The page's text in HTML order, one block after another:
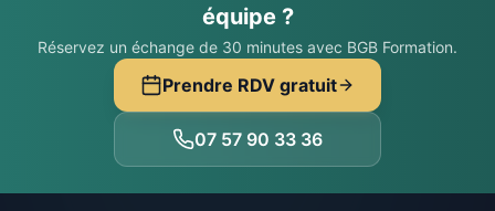
équipe ?
Réservez un échange de 30 minutes avec BGB Formation.
Prendre RDV gratuit
07 57 90 33 36